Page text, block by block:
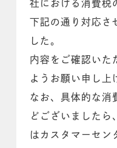
社における消費税
下記の通り対応さ
した。
内容をご確認いた
ようお願い申し上
なお、具体的な消
どございましたら
はカスタマーセ